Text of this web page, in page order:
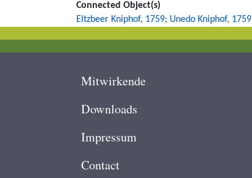
Connected Object(s)
Eltzbeer Kniphof, 1759; Unedo Kniphof, 1759
Footer
Mitwirkende
Downloads
Impressum
Contact